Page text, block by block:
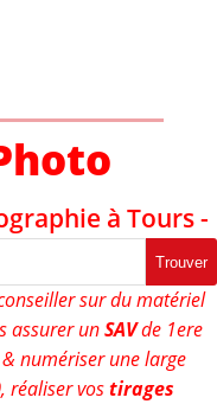
à Tours -
Trouver
sur du matériel
assurer unSAVde 1ere
numériser une large
, réaliser vostirages